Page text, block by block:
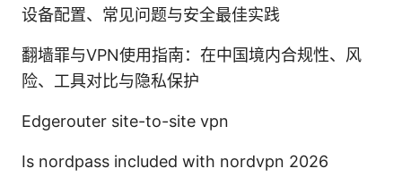
设备配置、常见问题与安全最佳实践
翻墙罪与VPN使用指南：在中国境内合规性、风
险、工具对比与隐私保护
Edgerouter site-to-site vpn
Is nordpass included with nordvpn 2026